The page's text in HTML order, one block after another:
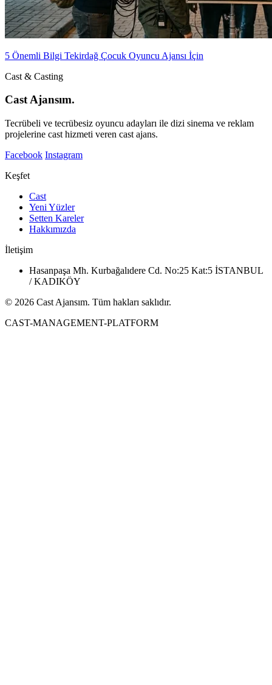
5 Önemli Bilgi Tekirdağ Çocuk Oyuncu Ajansı İçin
Cast & Casting
Cast Ajansım.
Tecrübeli ve tecrübesiz oyuncu adayları ile dizi sinema ve reklam
projelerine cast hizmeti veren cast ajans.
Facebook Instagram
Keşfet
Cast
Yeni Yüzler
Setten Kareler
Hakkımızda
İletişim
Hasanpaşa Mh. Kurbağalıdere Cd. No:25 Kat:5 İSTANBUL
/ KADIKÖY
© 2026 Cast Ajansım. Tüm hakları saklıdır.
CAST-MANAGEMENT-PLATFORM